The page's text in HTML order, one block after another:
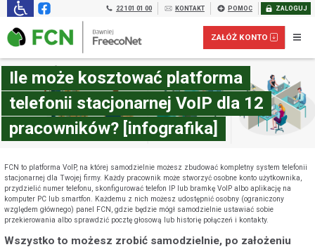
22 101 01 00 KONTAKT POMOC ZALOGUJ
ZAŁÓŻ KONTO
Załóż konto prepaid dla FIRM:
Ile może kosztować platforma
telefonii stacjonarnej VoIP dla 12
pracowników? [infografika]
FCN to platforma VoIP, na której samodzielnie możesz zbudować kompletny system telefonii
stacjonarnej dla Twojej firmy. Każdy pracownik może stworzyć osobne konto użytkownika,
przydzielić numer telefonu, skonfigurować telefon IP lub bramkę VoIP albo aplikację na
komputer PC lub smartfon. Każdemu z nich możesz udostępnić osobny (ograniczony
względem głównego) panel FCN, gdzie będzie mógł samodzielnie ustawiać sobie
przekierowania albo sprawdzić pocztę głosową lub historię połączeń i kontakty.
Wszystko to możesz zrobić samodzielnie, po założeniu